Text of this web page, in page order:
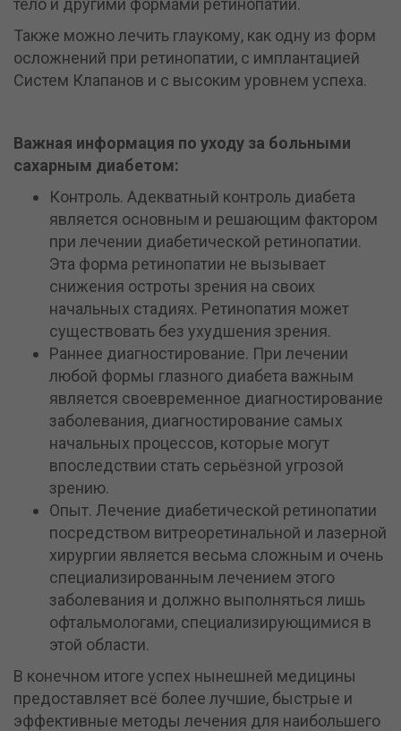
тело и другими формами ретинопатии.
Также можно лечить глаукому, как одну из форм
осложнений при ретинопатии, с имплантацией
Систем Клапанов и с высоким уровнем успеха.
Важная информация по уходу за больными
сахарным диабетом:
Контроль. Адекватный контроль диабета
является основным и решающим фактором
при лечении диабетической ретинопатии.
Эта форма ретинопатии не вызывает
снижения остроты зрения на своих
начальных стадиях. Ретинопатия может
существовать без ухудшения зрения.
Раннее диагностирование. При лечении
любой формы глазного диабета важным
является своевременное диагностирование
заболевания, диагностирование самых
начальных процессов, которые могут
впоследствии стать серьёзной угрозой
зрению.
Опыт. Лечение диабетической ретинопатии
посредством витреоретинальной и лазерной
хирургии является весьма сложным и очень
специализированным лечением этого
заболевания и должно выполняться лишь
офтальмологами, специализирующимися в
этой области.
В конечном итоге успех нынешней медицины
предоставляет всё более лучшие, быстрые и
эффективные методы лечения для наибольшего